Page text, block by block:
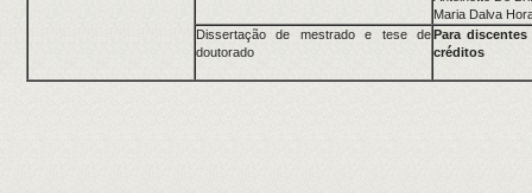
Maria Dalva
Dissertação de mestrado e tese de
doutorado
Para
créditos